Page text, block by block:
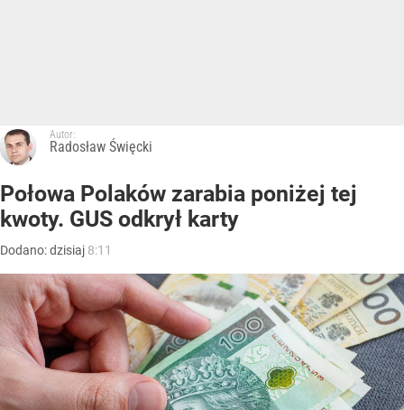
Autor:
Radosław Święcki
Połowa Polaków zarabia poniżej tej
kwoty. GUS odkrył karty
Dodano:dzisiaj 8:11